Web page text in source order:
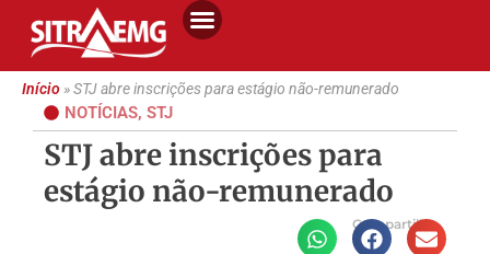
Início»STJ abre inscrições para estágio não-remunerado
NOTÍCIAS, STJ
STJ abre inscrições para
estágio não-remunerado
Compartilhe